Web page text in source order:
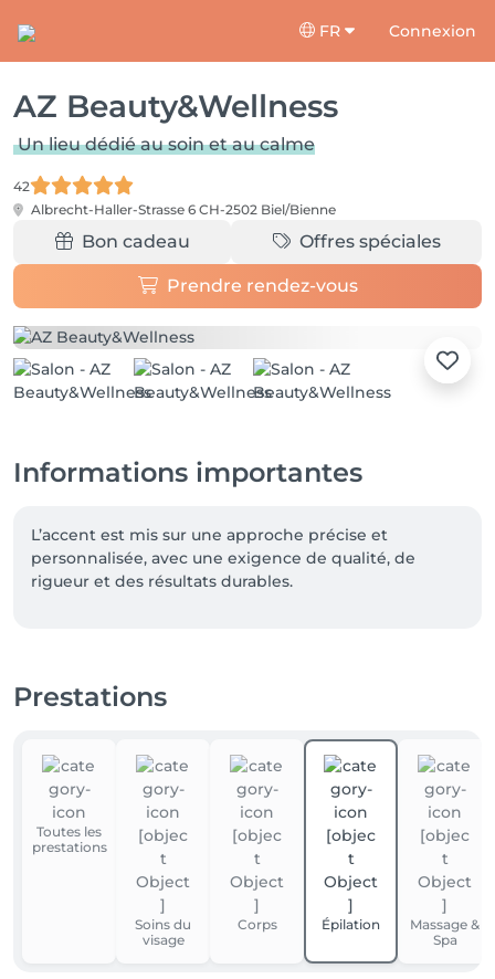
FR Connexion
AZ Beauty&Wellness
Un lieu dédié au soin et au calme
42
Albrecht-Haller-Strasse 6 CH-2502 Biel/Bienne
Bon cadeau Offres spéciales
Prendre rendez-vous
Informations importantes
L’accent est mis sur une approche précise et
personnalisée, avec une exigence de qualité, de
rigueur et des résultats durables.
Prestations
Toutes les
prestations
Soins du
visage
Corps Épilation
Massage &
Spa